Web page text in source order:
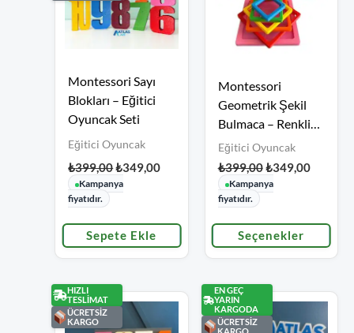
Montessori Sayı
Blokları – Eğitici
Oyuncak Seti
Eğitici Oyuncak
₺399,00
fiyat:
₺399,00.
₺349,00
Kampanya
fiyatıdır.
Sepete Ekle
Montessori
Geometrik Şekil
Bulmaca – Renkli
Puzzle Oyuncak
Seti
Eğitici Oyuncak
₺399,00
fiyat:
₺399,00.
₺349,00
Kampanya
fiyatıdır.
Seçenekler
ürünün
birden
fazla
varyasyonu
var.
ürün
seçilebilir
HIZLI
TESLİMAT
ÜCRETSİZ
KARGO
EN GEÇ
YARIN
KARGODA
ÜCRETSİZ